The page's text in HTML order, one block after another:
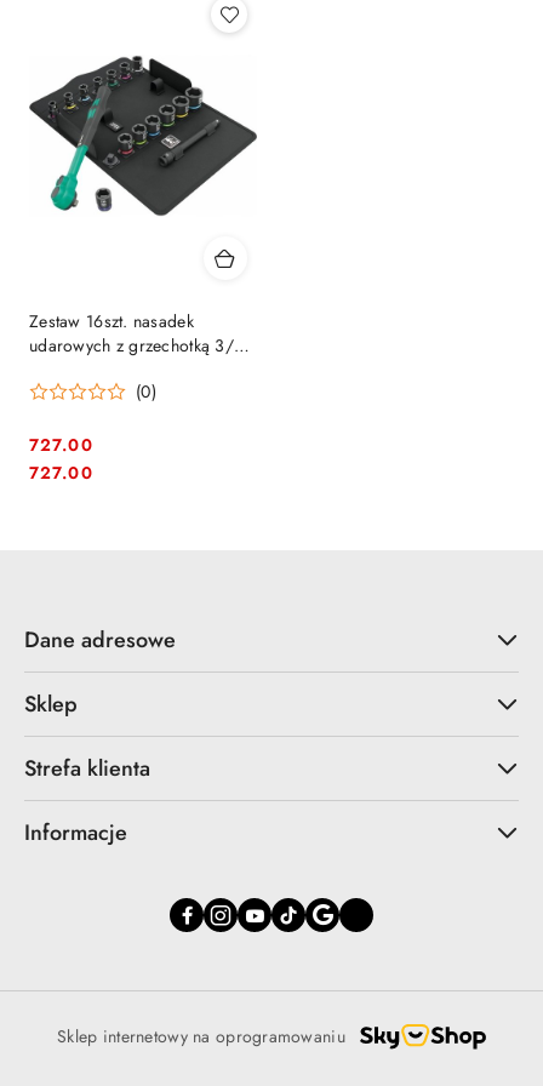
Zestaw 16szt. nasadek
udarowych z grzechotką 3/8"
WERA [05005530001]
(0)
Cena:
727.00
Cena:
727.00
Dane adresowe
Sklep
Strefa klienta
Informacje
Sklep internetowy na oprogramowaniu